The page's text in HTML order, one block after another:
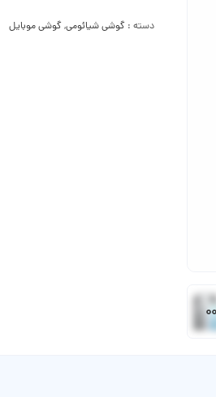
دسته : گوشی شیائومی,گوشی موبایل